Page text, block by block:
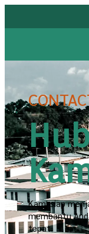
Kami siap
membantu
tepat.